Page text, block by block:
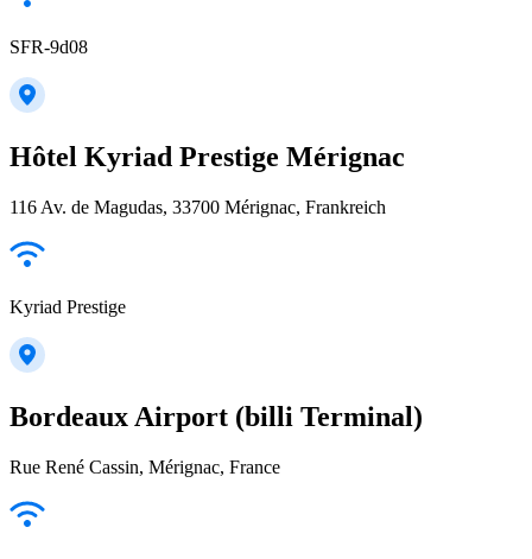
SFR-9d08
Hôtel Kyriad Prestige Mérignac
116 Av. de Magudas, 33700 Mérignac, Frankreich
Kyriad Prestige
Bordeaux Airport (billi Terminal)
Rue René Cassin, Mérignac, France